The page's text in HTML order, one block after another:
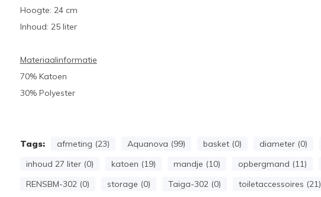
Hoogte: 24 cm
Inhoud: 25 liter
Materiaalinformatie
70% Katoen
30% Polyester
Tags: afmeting (23) Aquanova (99) basket (0) diameter (0)
inhoud 27 liter (0)
katoen (19) mandje (10) opbergmand (11)
RENSBM-302 (0)
storage (0) Taiga-302 (0) toiletaccessoires (21)